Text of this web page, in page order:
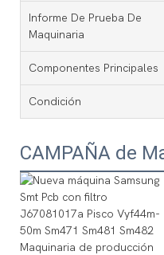
Informe De Prueba De
Maquinaria
Componentes Principales
Condición
CAMPAÑA de